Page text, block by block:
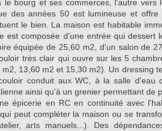
le bourg et ses commerces, l'autre vers
des années 50 est lumineuse et offre
le bien. La maison est habitable
est composée d'une entrée qui dessert
équipée de 25,60 m2, d'un salon de
très clair qui ouvre sur les 5
13,60 m2 et 15,30 m2). Un dressing
conduit aux WC, à la salle d'eau
ainsi qu'à un grenier permettant de
épicerie en RC en continuité avec
peut compléter la maison ou se
arts manuels...). Des